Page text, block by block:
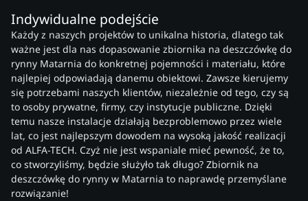
Indywidualne podejście
Każdy z naszych projektów to unikalna historia, dlatego tak
ważne jest dla nas dopasowanie zbiornika na deszczówkę do
rynny Matarnia do konkretnej pojemności i materiału, które
najlepiej odpowiadają danemu obiektowi. Zawsze kierujemy
się potrzebami naszych klientów, niezależnie od tego, czy są
to osoby prywatne, firmy, czy instytucje publiczne. Dzięki
temu nasze instalacje działają bezproblemowo przez wiele
lat, co jest najlepszym dowodem na wysoką jakość realizacji
od ALFA-TECH. Czyż nie jest wspaniale mieć pewność, że to,
co stworzyliśmy, będzie służyło tak długo? Zbiornik na
deszczówkę do rynny w Matarnia to naprawdę przemyślane
rozwiązanie!